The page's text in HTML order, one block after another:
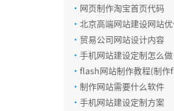
· 网页制作淘宝首页代码
· 北京高端网站建设网站
· 贸易公司网站设计内容
· 手机网站建设定制怎么做
· flash网站制作教程(制作
哪些模块呢？)
· 制作网站需要什么软件
· 手机网站建设定制方案